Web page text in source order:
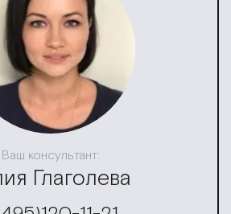
Ваш консультант:
Глаголева